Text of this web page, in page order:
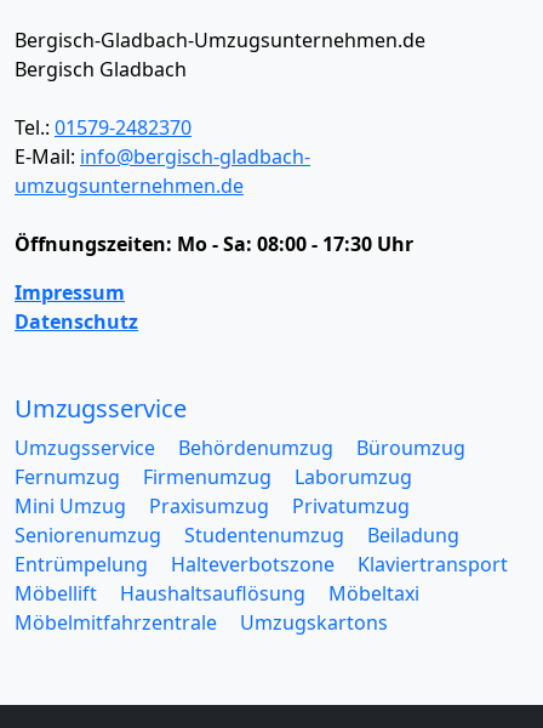
Bergisch-Gladbach-Umzugsunternehmen.de
Bergisch Gladbach
Tel.: 01579-2482370
E-Mail: info@bergisch-gladbach-
umzugsunternehmen.de
Öffnungszeiten: Mo - Sa: 08:00 - 17:30 Uhr
Impressum
Datenschutz
Umzugsservice
Umzugsservice Behördenumzug
Büroumzug
Fernumzug
Firmenumzug
Laborumzug
Mini Umzug
Praxisumzug
Privatumzug
Seniorenumzug
Studentenumzug
Beiladung
Entrümpelung
Halteverbotszone
Klaviertransport
Möbellift
Haushaltsauflösung
Möbeltaxi
Möbelmitfahrzentrale
Umzugskartons